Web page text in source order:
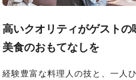
高いクオリティがゲストの
美食のおもてなしを
経験豊富な料理人の技と、一人